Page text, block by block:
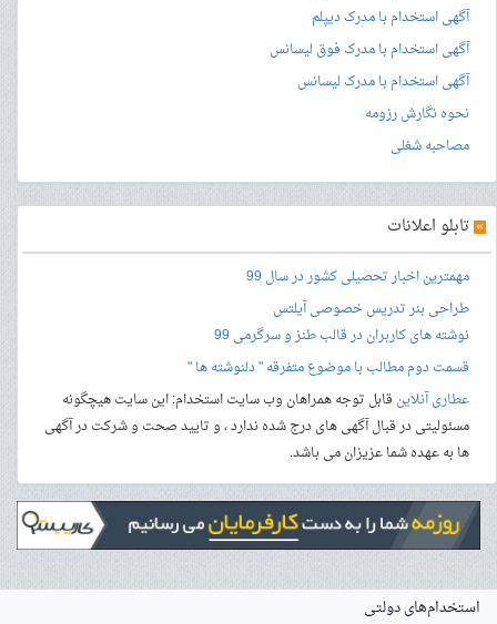
آگهی استخدام با مدرک دیپلم
آگهی استخدام با مدرک فوق لیسانس
آگهی استخدام با مدرک لیسانس
نحوه نگارش رزومه
مصاحبه شغلی
» تابلو اعلانات
مهمترین اخبار تحصیلی کشور در سال 99
طراحی بنرتدریس خصوصی آیلتس
نوشته های کاربران در قالب طنز و سرگرمی 99
قسمت دوم مطالب با موضوع متفرقه " دلنوشته ها "
عطاری آنلاینقابل توجه همراهان وب سایت استخدام: این سایت هیچگونه
مسئولیتی در قبال آگهی های درج شده ندارد ، و تایید صحت و شرکت در آگهی
ها به عهده شما عزیزان می باشد.
استخدام‌های دولتی